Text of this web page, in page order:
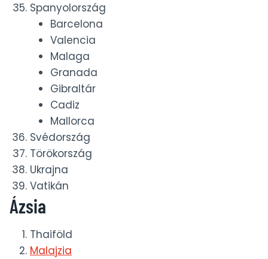
Spanyolország
Barcelona
Valencia
Malaga
Granada
Gibraltár
Cadiz
Mallorca
Svédország
Törökország
Ukrajna
Vatikán
Ázsia
Thaiföld
Malajzia